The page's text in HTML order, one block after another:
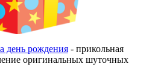
день рождения - прикольная
оригинальных шуточных